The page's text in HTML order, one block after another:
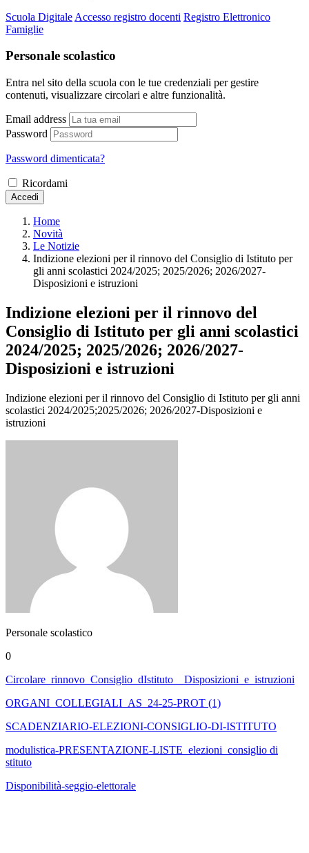
Scuola Digitale Accesso registro docenti Registro Elettronico
Famiglie
Personale scolastico
Entra nel sito della scuola con le tue credenziali per gestire
contenuti, visualizzare circolari e altre funzionalità.
Email address
Password
Password dimenticata?
Ricordami
Accedi
Home
Novità
Le Notizie
Indizione elezioni per il rinnovo del Consiglio di Istituto per
gli anni scolastici 2024/2025; 2025/2026; 2026/2027-
Disposizioni e istruzioni
Indizione elezioni per il rinnovo del
Consiglio di Istituto per gli anni scolastici
2024/2025; 2025/2026; 2026/2027-
Disposizioni e istruzioni
Indizione elezioni per il rinnovo del Consiglio di Istituto per gli anni
scolastici 2024/2025;2025/2026; 2026/2027-Disposizioni e
istruzioni
Personale scolastico
0
Circolare_rinnovo_Consiglio_dIstituto__Disposizioni_e_istruzioni
ORGANI_COLLEGIALI_AS_24-25-PROT (1)
SCADENZIARIO-ELEZIONI-CONSIGLIO-DI-ISTITUTO
modulistica-PRESENTAZIONE-LISTE_elezioni_consiglio di
stituto
Disponibilità-seggio-elettorale